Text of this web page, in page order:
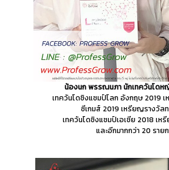
น้องนก พรรณนภา นักเทควันโดห
เทควันโดชิงแชมป์โลก อังกฤษ 2019
ซีเกมส์ 2019 เหรียญรางวัล
เทควันโดชิงแชมป์เอเชีย 2018 เห
และอีกมากกว่า 20 ราย